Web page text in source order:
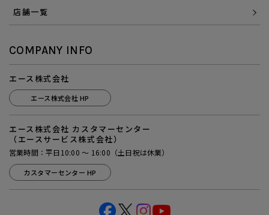
店舗一覧
COMPANY INFO
エース株式会社
エース株式会社 HP
エース株式会社 カスタマーセンター
（エースサービス株式会社）
営業時間：平日10:00 ～ 16:00（土日祝は休業）
カスタマーセンター HP